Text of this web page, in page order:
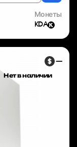
Монеты
KDA
—
Нет в наличии